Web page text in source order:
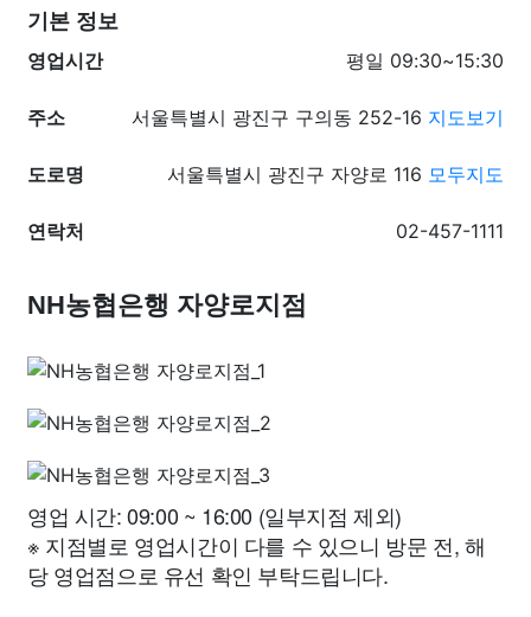
기본 정보
영업시간
평일 09:30~15:30
주소 서울특별시 광진구 구의동 252-16 지도보기
도로명 서울특별시 광진구 자양로 116 모두지도
연락처 02-457-1111
NH농협은행 자양로지점
영업 시간: 09:00 ~ 16:00 (일부지점 제외)
※ 지점별로 영업시간이 다를 수 있으니 방문 전, 해
당 영업점으로 유선 확인 부탁드립니다.